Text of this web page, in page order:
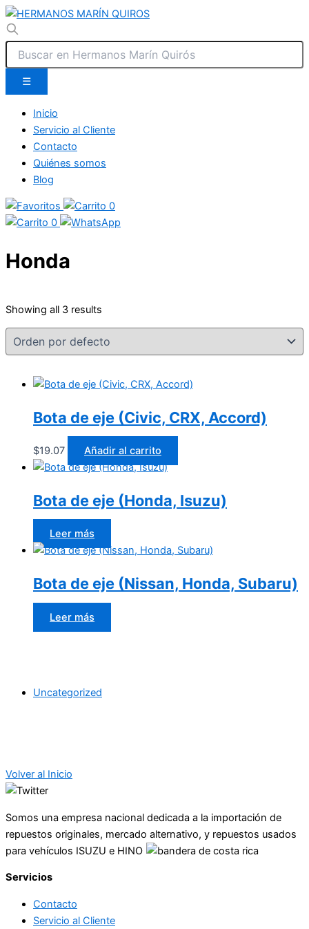
☰
Inicio
Servicio al Cliente
Contacto
Quiénes somos
Blog
0
0
Uncategorized
Honda
Showing all 3 results
Bota de eje (Civic, CRX, Accord)
$19.07 Añadir al carrito
Bota de eje (Honda, Isuzu)
Leer más
Bota de eje (Nissan, Honda, Subaru)
Leer más
Volver al Inicio
Somos una empresa nacional dedicada a la importación de
repuestos originales, mercado alternativo, y repuestos usados
para vehículos ISUZU e HINO
Servicios
Contacto
Servicio al Cliente